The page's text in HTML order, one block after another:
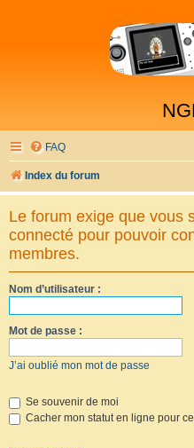
FAQ
Index du forum
Le forum exige que vous
connecté pour pouvoir
membres.
Nom d’utilisateur :
Mot de passe :
J’ai oublié mon mot de passe
Se souvenir de moi
Cacher mon statut en ligne pour